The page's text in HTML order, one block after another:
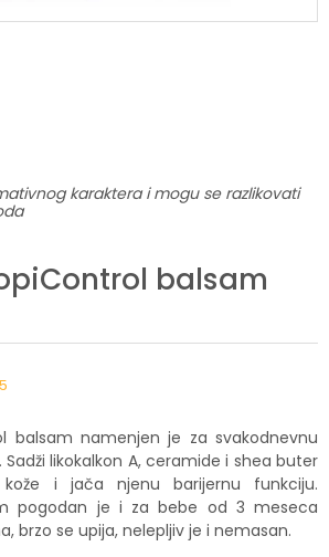
karaktera i mogu se razlikovati
balsam
balsam namenjen je za svakodnevnu
likokalkon A, ceramide i shea buter
i jača njenu barijernu funkciju.
pogodan je i za bebe od 3 meseca
brzo se upija, nelepljiv je i nemasan.